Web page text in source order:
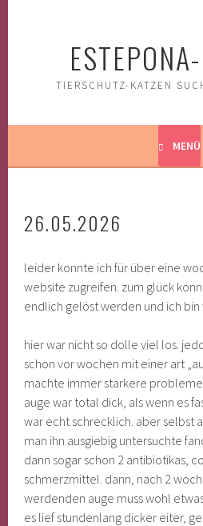
TIERSCHUTZ-KATZEN
MENÜ
26.05.2026
leider konnte ich für über eine
website zugreifen. zum glück
endlich gelöst werden und ich bin
hier war nicht so dolle viel los.
schon vor wochen mit einer art
machte immer stärkere
auge war total dick, als wenn es
war echt schrecklich. aber selbst
man ihn ausgiebig untersuchte
dann sogar schon 2 antibiotikas,
schmerzmittel. dann, nach 2
werdenden auge muss wohl
es lief stundenlang dicker eiter,